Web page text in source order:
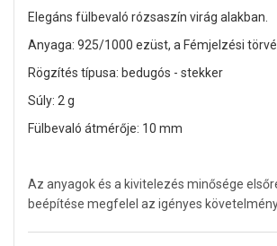
Elegáns fülbevaló rózsaszín virág alakban.
Anyaga: 925/1000 ezüst, a Fémjelzési
Rögzítés típusa: bedugós - stekker
Súly: 2 g
Fülbevaló átmérője: 10 mm
Az anyagok és a kivitelezés minősége
beépítése megfelel az igényes